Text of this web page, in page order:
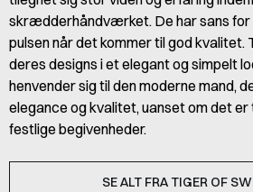
skrædderhåndværket. De har sans for
pulsen når det kommer til god kvalitet.
deres designs i et elegant og simpelt
henvender sig til den moderne mand,
elegance og kvalitet, uanset om det er
festlige begivenheder.
SE ALT FRA TIGER OF